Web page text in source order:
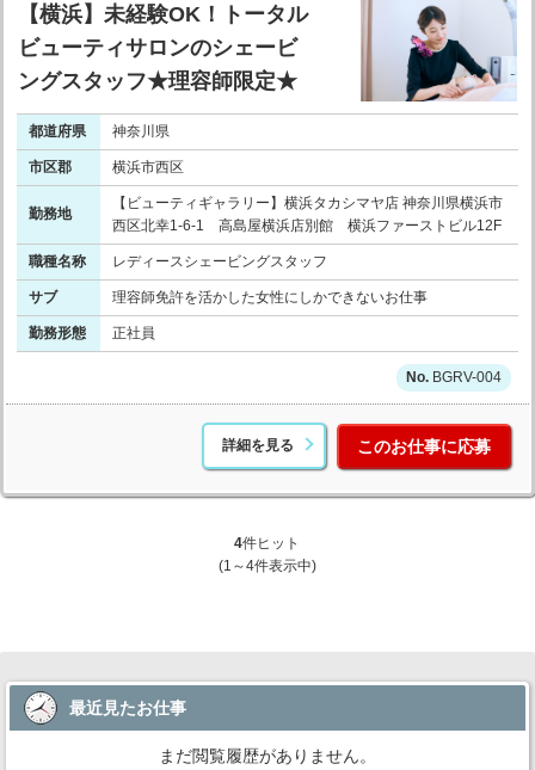
【横浜】未経験OK！トータル
ビューティサロンのシェービ
ングスタッフ★理容師限定★
都道府県 神奈川県
市区郡 横浜市西区
勤務地
【ビューティギャラリー】横浜タカシマヤ店 神奈川県横浜市
西区北幸1-6-1 高島屋横浜店別館 横浜ファーストビル12F
職種名称 レディースシェービングスタッフ
サブ 理容師免許を活かした女性にしかできないお仕事
勤務形態 正社員
BGRV-004
詳細を見る このお仕事に応募
4件ヒット
(1～4件表示中)
最近見たお仕事
まだ閲覧履歴がありません。